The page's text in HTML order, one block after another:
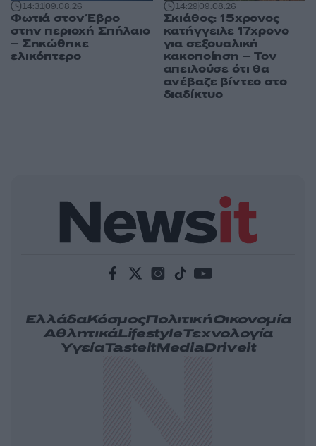
14:3109.08.26
Φωτιά στον Έβρο
στην περιοχή Σπήλαιο
– Σηκώθηκε
ελικόπτερο
14:2909.08.26
Σκιάθος: 15χρονος
κατήγγειλε 17χρονο
για σεξουαλική
κακοποίηση – Τον
απειλούσε ότι θα
ανέβαζε βίντεο στο
διαδίκτυο
ΕλλάδαΚόσμοςΠολιτικήΟικονομία
ΑθλητικάLifestyleΤεχνολογία
ΥγείαTasteitMediaDriveit